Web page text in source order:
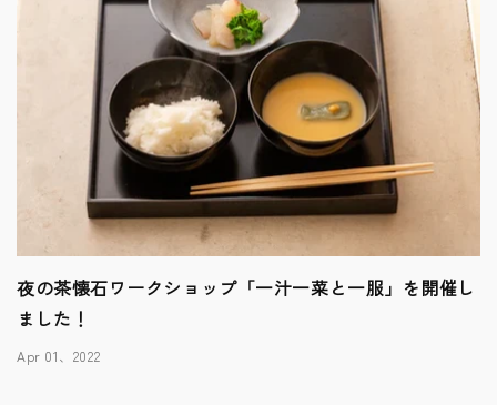
夜の茶懐石ワークショップ「一汁一菜と一服」を開催し
ました！
Apr 01、2022